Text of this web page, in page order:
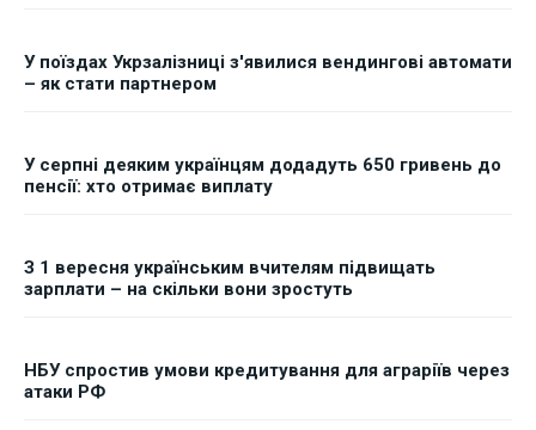
У поїздах Укрзалізниці з'явилися вендингові автомати
– як стати партнером
У серпні деяким українцям додадуть 650 гривень до
пенсії: хто отримає виплату
З 1 вересня українським вчителям підвищать
зарплати – на скільки вони зростуть
НБУ спростив умови кредитування для аграріїв через
атаки РФ